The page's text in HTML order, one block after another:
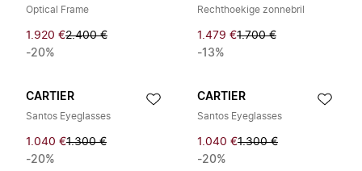
Optical Frame
1.920 €2.400 €
-20%
Rechthoekige zonnebril
1.479 €1.700 €
-13%
CARTIER
Santos Eyeglasses
1.040 €1.300 €
-20%
CARTIER
Santos Eyeglasses
1.040 €1.300 €
-20%